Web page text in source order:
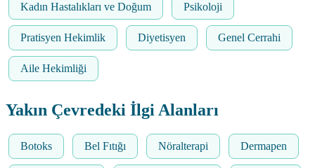
Kadın Hastalıkları ve Doğum Psikoloji
Pratisyen Hekimlik Diyetisyen Genel Cerrahi
Aile Hekimliği
Yakın Çevredeki İlgi Alanları
Botoks Bel Fıtığı Nöralterapi Dermapen